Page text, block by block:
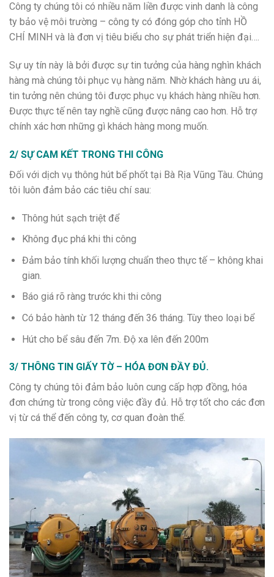
Công ty chúng tôi có nhiều năm liền được vinh danh là công
ty bảo vệ môi trường – công ty có đóng góp cho tỉnh HỒ
CHÍ MINH và là đơn vị tiêu biểu cho sự phát triển hiện đại….
Sự uy tín này là bởi được sự tin tưởng của hàng nghìn khách
hàng mà chúng tôi phục vụ hàng năm. Nhờ khách hàng ưu ái,
tin tưởng nên chúng tôi được phục vụ khách hàng nhiều hơn.
Được thực tế nên tay nghề cũng được nâng cao hơn. Hỗ trợ
chính xác hơn những gì khách hàng mong muốn.
2/ SỰ CAM KẾT TRONG THI CÔNG
Đối với dịch vụ thông hút bể phốt tại Bà Rịa Vũng Tàu. Chúng
tôi luôn đảm bảo các tiêu chí sau:
Thông hút sạch triệt để
Không đục phá khi thi công
Đảm bảo tính khối lượng chuẩn theo thực tế – không khai
gian.
Báo giá rõ ràng trước khi thi công
Có bảo hành từ 12 tháng đến 36 tháng. Tùy theo loại bể
Hút cho bể sâu đến 7m. Độ xa lên đến 200m
3/ THÔNG TIN GIẤY TỜ – HÓA ĐƠN ĐẦY ĐỦ.
Công ty chúng tôi đảm bảo luôn cung cấp hợp đồng, hóa
đơn chứng từ trong công việc đầy đủ. Hỗ trợ tốt cho các đơn
vị từ cá thể đến công ty, cơ quan đoàn thể.